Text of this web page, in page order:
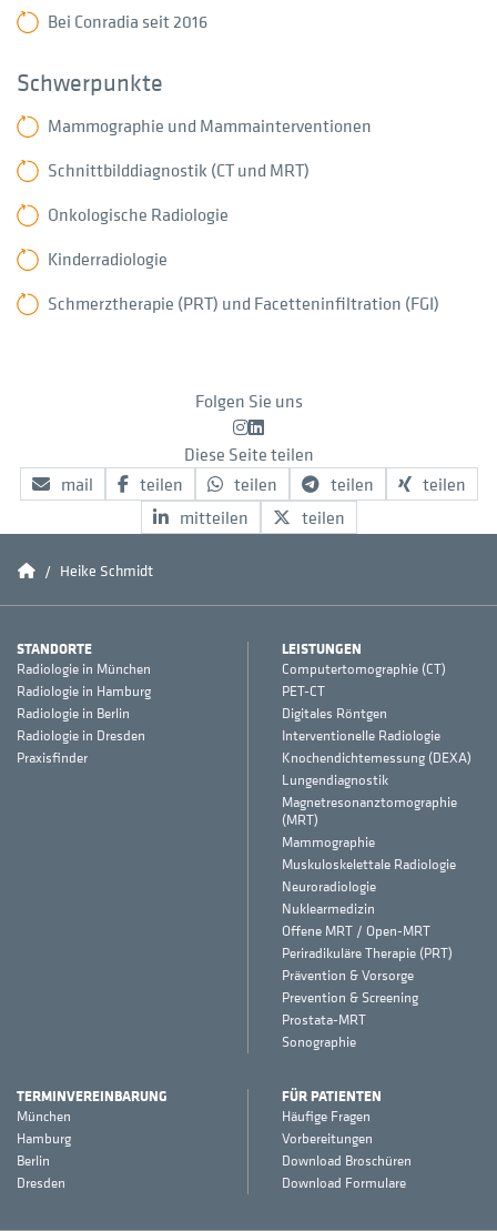
Bei Conradia seit 2016
Schwerpunkte
Mammographie und Mammainterventionen
Schnittbilddiagnostik (CT und MRT)
Onkologische Radiologie
Kinderradiologie
Schmerztherapie (PRT) und Facetteninfiltration (FGI)
Folgen Sie uns
Instagram
LinkedIn
Diese Seite teilen
mail
teilen teilen teilen
teilen
mitteilen
teilen
ConradiaHeike Schmidt
STANDORTE
Radiologie in München
Radiologie in Hamburg
Radiologie in Berlin
Radiologie in Dresden
Praxisfinder
LEISTUNGEN
Computertomographie (CT)
PET-CT
Digitales Röntgen
Interventionelle Radiologie
Knochendichtemessung (DEXA)
Lungendiagnostik
Magnetresonanztomographie
(MRT)
Mammographie
Muskuloskelettale Radiologie
Neuroradiologie
Nuklearmedizin
Offene MRT / Open-MRT
Periradikuläre Therapie (PRT)
Prävention & Vorsorge
Prevention & Screening
Prostata-MRT
Sonographie
TERMINVEREINBARUNG
München
Hamburg
Berlin
Dresden
FÜR PATIENTEN
Häufige Fragen
Vorbereitungen
Download Broschüren
Download Formulare